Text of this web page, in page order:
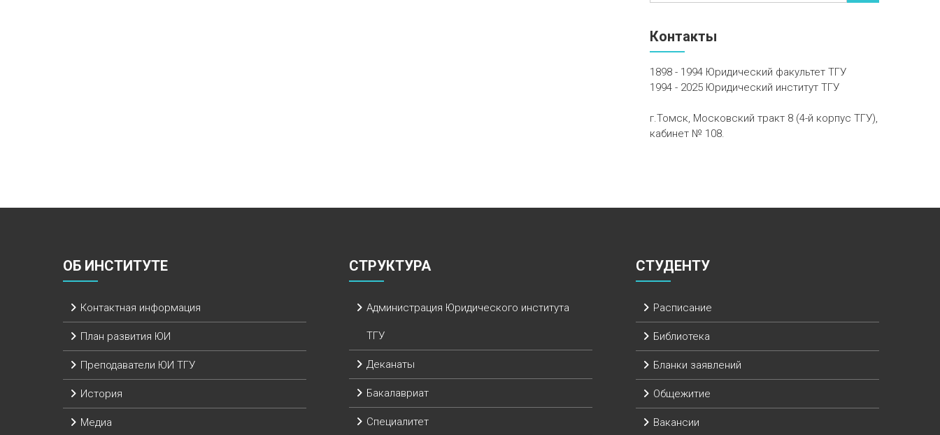
Контакты
1898 - 1994 Юридический факультет ТГУ
1994 - 2025 Юридический институт ТГУ
г.Томск, Московский тракт 8 (4-й корпус ТГУ),
кабинет № 108.
ОБ ИНСТИТУТЕ
Контактная информация
План развития ЮИ
Преподаватели ЮИ ТГУ
История
Медиа
СТРУКТУРА
Администрация Юридического института
ТГУ
Деканаты
Бакалавриат
Специалитет
СТУДЕНТУ
Расписание
Библиотека
Бланки заявлений
Общежитие
Вакансии